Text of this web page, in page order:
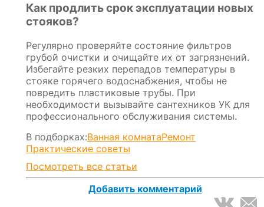
Как продлить срок эксплуатации новых
стояков?
Регулярно проверяйте состояние фильтров
грубой очистки и очищайте их от загрязнений.
Избегайте резких перепадов температуры в
стояке горячего водоснабжения, чтобы не
повредить пластиковые трубы. При
необходимости вызывайте сантехников УК для
профессионального обслуживания системы.
В подборках:Ванная комнатаРемонт
Практические советы
Посмотреть все статьи
Добавить комментарий